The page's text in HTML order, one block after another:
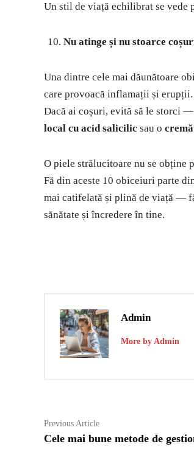
Un stil de viață echilibrat se vede
Nu atinge și nu stoarce
Una dintre cele mai dăunătoare
care provoacă inflamații și erupții.
Dacă ai coșuri, evită să le storci
local cu acid salicilic sau o
O piele strălucitoare nu se obține
Fă din aceste 10 obiceiuri parte
mai catifelată și plină de viață —
sănătate și încredere în tine.
Admin
More by Admin
Navigare
în
Previous ArticlePrevious
article:
Cele mai bune metode de